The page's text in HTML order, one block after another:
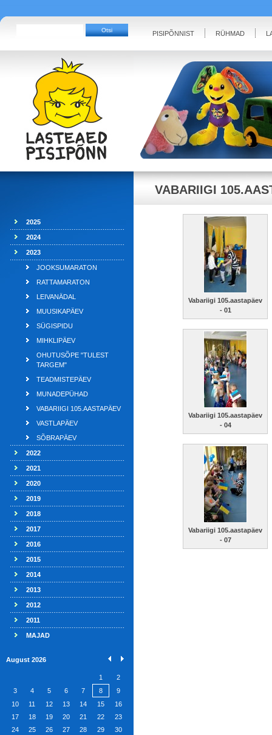
PISIPÕNNIST RÜHMAD
2025
2024
2023
JOOKSUMARATON
RATTAMARATON
LEIVANÄDAL
MUUSIKAPÄEV
SÜGISPIDU
MIHKLIPÄEV
OHUTUSÕPE "TULEST
TARGEM"
TEADMISTEPÄEV
MUNADEPÜHAD
VABARIIGI 105.AASTAPÄEV
VASTLAPÄEV
SÕBRAPÄEV
2022
2021
2020
2019
2018
2017
2016
2015
2014
2013
2012
2011
MAJAD
August 2026
1
2
3
4 5 6 7 8
9
10
11 12 13 14 15
16
17
18 19 20 21 22
23
24
25 26 27 28 29
30
VABARIIGI
Vabariigi 105.aastapäev
- 01
Vabariigi 105.aastapäev
- 04
Vabariigi 105.aastapäev
- 07